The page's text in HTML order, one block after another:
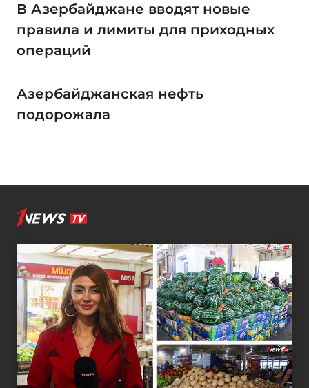
В Азербайджане вводят новые
правила и лимиты для приходных
операций
Азербайджанская нефть
подорожала